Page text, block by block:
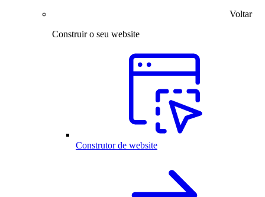
Voltar
Construir o seu website
Construtor de website